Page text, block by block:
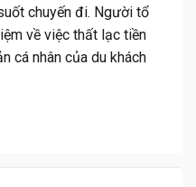
chuyến đi. Người tổ
về việc thất lạc tiền
cá nhân của du khách